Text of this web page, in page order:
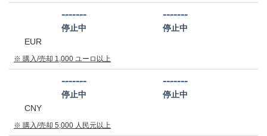
EUR
-------
停止中
-------
停止中
※ 購入/売却 1,000 ユーロ以上
CNY
-------
停止中
-------
停止中
※ 購入/売却 5,000 人民元以上